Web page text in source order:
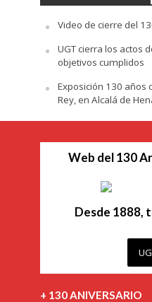
Video de cierre del
UGT cierra los actos
objetivos cumplidos
Exposición 130 años
Rey, en Alcalá de
Web del 130
Desde 1888,
+ 130 ANIVERSARIO